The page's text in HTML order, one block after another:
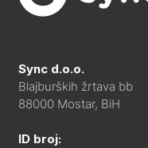
Sync d.o.o.
Blajburških žrtava bb
88000 Mostar, BiH
ID broj: